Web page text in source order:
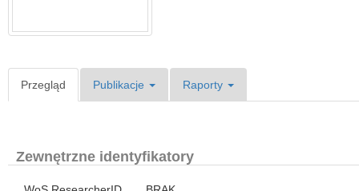
Przegląd Publikacje Raporty
Zewnętrzne identyfikatory